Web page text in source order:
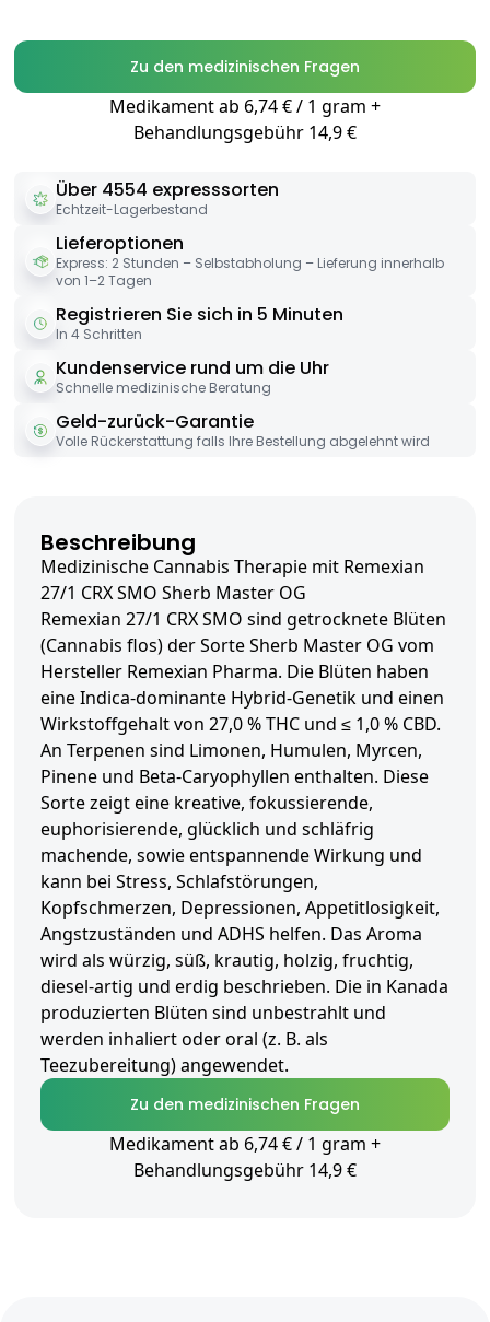
Zu den medizinischen Fragen
Medikament ab 6,74 € / 1 gram +
Behandlungsgebühr 14,9 €
Über 4554 expresssorten
Echtzeit-Lagerbestand
Lieferoptionen
Express: 2 Stunden – Selbstabholung – Lieferung innerhalb
von 1–2 Tagen
Registrieren Sie sich in 5 Minuten
In 4 Schritten
Kundenservice rund um die Uhr
Schnelle medizinische Beratung
Geld-zurück-Garantie
Volle Rückerstattung falls Ihre Bestellung abgelehnt wird
Beschreibung
Medizinische Cannabis Therapie mit Remexian
27/1 CRX SMO Sherb Master OG
Remexian 27/1 CRX SMO sind getrocknete Blüten
(Cannabis flos) der Sorte Sherb Master OG vom
Hersteller Remexian Pharma. Die Blüten haben
eine Indica-dominante Hybrid-Genetik und einen
Wirkstoffgehalt von 27,0 % THC und ≤ 1,0 % CBD.
An Terpenen sind Limonen, Humulen, Myrcen,
Pinene und Beta-Caryophyllen enthalten. Diese
Sorte zeigt eine kreative, fokussierende,
euphorisierende, glücklich und schläfrig
machende, sowie entspannende Wirkung und
kann bei Stress, Schlafstörungen,
Kopfschmerzen, Depressionen, Appetitlosigkeit,
Angstzuständen und ADHS helfen. Das Aroma
wird als würzig, süß, krautig, holzig, fruchtig,
diesel-artig und erdig beschrieben. Die in Kanada
produzierten Blüten sind unbestrahlt und
werden inhaliert oder oral (z. B. als
Teezubereitung) angewendet.
Zu den medizinischen Fragen
Medikament ab 6,74 € / 1 gram +
Behandlungsgebühr 14,9 €